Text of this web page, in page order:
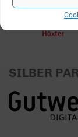
SILBER